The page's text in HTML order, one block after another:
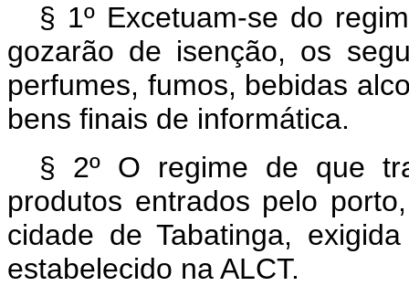
§ 1º Excetuam-se do
gozarão de isenção, os
perfumes, fumos, bebidas
bens finais de informática.
§ 2º O regime de que
produtos entrados pelo
cidade de Tabatinga,
estabelecido na ALCT.